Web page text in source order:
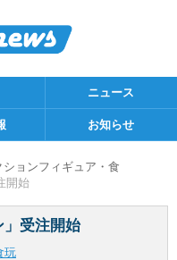
ニュース
お知らせ
ションフィギュア・食
開始
」受注開始
玩